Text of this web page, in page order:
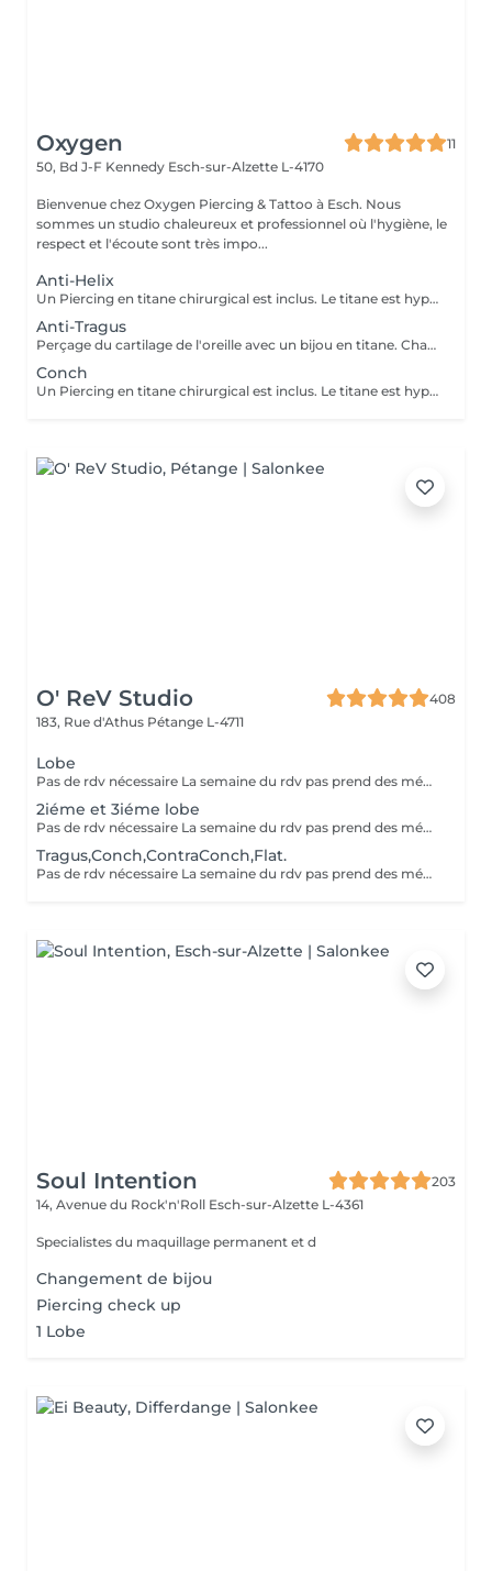
Oxygen
11
50, Bd J-F Kennedy Esch-sur-Alzette L-4170
Bienvenue chez Oxygen Piercing & Tattoo à Esch. Nous
sommes un studio chaleureux et professionnel où l'hygiène, le
respect et l'écoute sont très impo...
Anti-Helix
Un Piercing en titane chirurgical est inclus. Le titane est hypoallergénique, léger et idéal pour les premières phases de cicatrisation. Si tu souhaites te faire percer mais que tu as peur des aiguilles ou que tu souffres d'anxiété (stress, blocage), nous te demandons de bien vouloir réserver le service intitulé: <<NOM DU PIERCING (Phobie des aiguilles)>> Ce service ne côute pas plus cher. Il est simplement prévu pour des raisons d'organisation, afin que tout le monde soit à l'aise et bien accueilli(e).
Anti-Tragus
Perçage du cartilage de l'oreille avec un bijou en titane. Chaque emplacement est choisi pour s'adapter à l'anatomie de votre oreille. Si tu souhaites te faire percer mais que tu as peur des aiguilles ou que tu souffres d'anxiété (stress, blocage), nous te demandons de bien vouloir réserver le service intitulé: <<NOM DU PIERCING (Phobie des aiguilles)>> Ce service ne côute pas plus cher. Il est simplement prévu pour des raisons d'organisation, afin que tout le monde soit à l'aise et bien accueilli(e).
Conch
Un Piercing en titane chirurgical est inclus. Le titane est hypoallergénique, léger et idéal pour les premières phases de cicatrisation. Si tu souhaites te faire percer mais que tu as peur des aiguilles ou que tu souffres d'anxiété (stress, blocage), nous te demandons de bien vouloir réserver le service intitulé: <<NOM DU PIERCING (Phobie des aiguilles)>> Ce service ne côute pas plus cher. Il est simplement prévu pour des raisons d'organisation, afin que tout le monde soit à l'aise et bien accueilli(e).
O' ReV Studio
408
183, Rue d'Athus Pétange L-4711
Lobe
Pas de rdv nécessaire La semaine du rdv pas prend des médicaments, des anti-inflamatoires, des antibiotiques et de cortisone.
2iéme et 3iéme lobe
Pas de rdv nécessaire La semaine du rdv pas prend des médicaments, des anti-inflamatoires, des antibiotiques et de cortisone.
Tragus,Conch,ContraConch,Flat.
Pas de rdv nécessaire La semaine du rdv pas prend des médicaments, des anti-inflamatoires, des antibiotiques et de cortisone.
Soul Intention
203
14, Avenue du Rock'n'Roll Esch-sur-Alzette L-4361
Specialistes du maquillage permanent et d
Changement de bijou
Piercing check up
1 Lobe